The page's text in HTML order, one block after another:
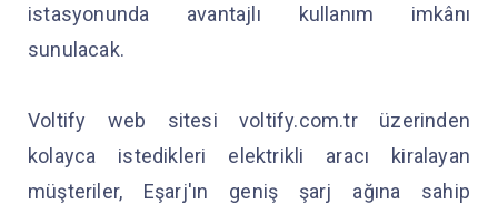
istasyonunda avantajlı kullanım imkânı
sunulacak.
Voltify web sitesi voltify.com.tr üzerinden
kolayca istedikleri elektrikli aracı kiralayan
müşteriler, Eşarj'ın geniş şarj ağına sahip